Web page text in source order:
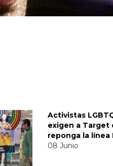
Activistas
exigen a Target
reponga la línea
08 Junio